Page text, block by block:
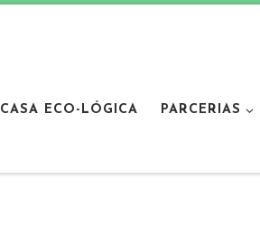
CASA ECO-LÓGICA PARCERIAS